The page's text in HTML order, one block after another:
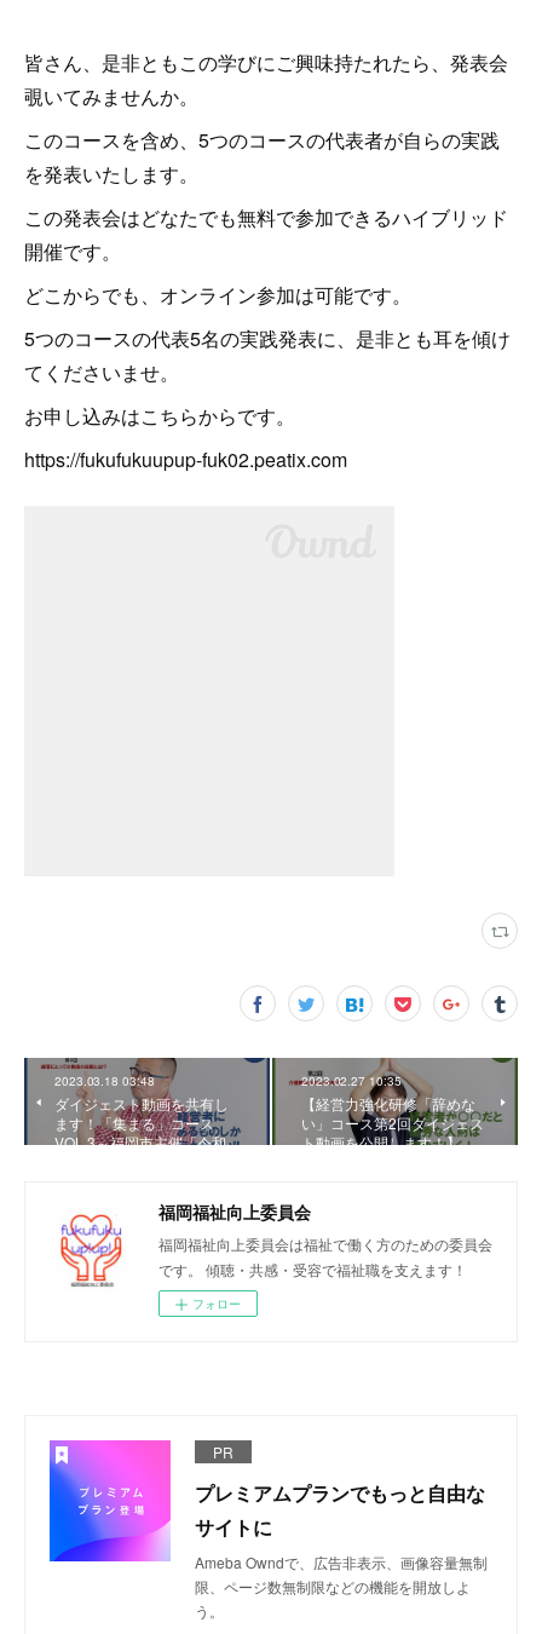
皆さん、是非ともこの学びにご興味持たれたら、発表会
覗いてみませんか。
このコースを含め、5つのコースの代表者が自らの実践
を発表いたします。
この発表会はどなたでも無料で参加できるハイブリッド
開催です。
どこからでも、オンライン参加は可能です。
5つのコースの代表5名の実践発表に、是非とも耳を傾け
てくださいませ。
お申し込みはこちらからです。
https://fukufukuupup-fuk02.peatix.com
2023.03.18 03:48
ダイジェスト動画を共有し
ます！「集まる」コース
VOL.3～福岡市主催「令和…
2023.02.27 10:35
【経営力強化研修「辞めな
い」コース第2回ダイジェス
ト動画を公開します！】
福岡福祉向上委員会
福岡福祉向上委員会は福祉で働く方のための委員会
です。 傾聴・共感・受容で福祉職を支えます！
フォロー
PR
プレミアムプランでもっと自由な
サイトに
Ameba Owndで、広告非表示、画像容量無制
限、ページ数無制限などの機能を開放しよ
う。